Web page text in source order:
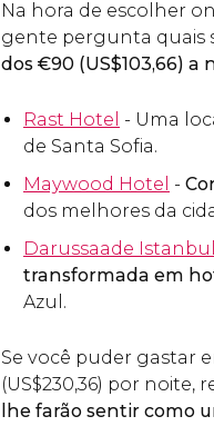
Na hora de escolher
gente pergunta quais
dos €90 (US$103,66) a
Rast Hotel - Uma
de Santa Sofia.
Maywood Hotel -
dos melhores da
Darussaade
transformada em
Azul.
Se você puder gastar
(US$230,36) por noite,
lhe farão sentir como